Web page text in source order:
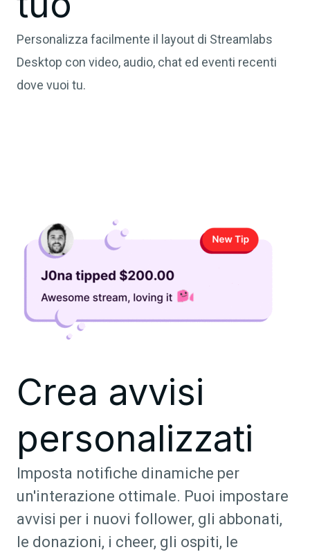
Personalizza facilmente il layout di Streamlabs
Desktop con video, audio, chat ed eventi recenti
dove vuoi tu.
Crea avvisi
personalizzati
Imposta notifiche dinamiche per
un'interazione ottimale. Puoi impostare
avvisi per i nuovi follower, gli abbonati,
le donazioni, i cheer, gli ospiti, le